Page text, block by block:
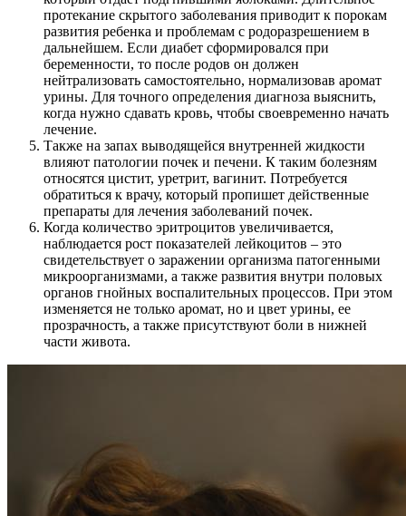
протекание скрытого заболевания приводит к порокам
развития ребенка и проблемам с родоразрешением в
дальнейшем. Если диабет сформировался при
беременности, то после родов он должен
нейтрализовать самостоятельно, нормализовав аромат
урины. Для точного определения диагноза выяснить,
когда нужно сдавать кровь, чтобы своевременно начать
лечение.
Также на запах выводящейся внутренней жидкости
влияют патологии почек и печени. К таким болезням
относятся цистит, уретрит, вагинит. Потребуется
обратиться к врачу, который пропишет действенные
препараты для лечения заболеваний почек.
Когда количество эритроцитов увеличивается,
наблюдается рост показателей лейкоцитов – это
свидетельствует о заражении организма патогенными
микроорганизмами, а также развития внутри половых
органов гнойных воспалительных процессов. При этом
изменяется не только аромат, но и цвет урины, ее
прозрачность, а также присутствуют боли в нижней
части живота.